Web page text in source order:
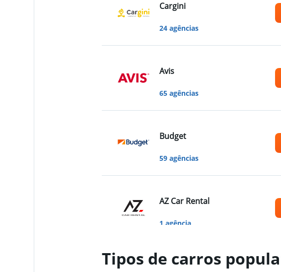
Cargini
24 agências
Avis
65 agências
Budget
59 agências
AZ Car Rental
1 agência
Cars4Rent
Tipos de carros